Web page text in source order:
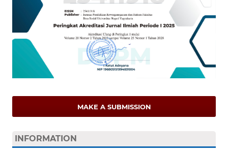
MAKE A SUBMISSION
INFORMATION